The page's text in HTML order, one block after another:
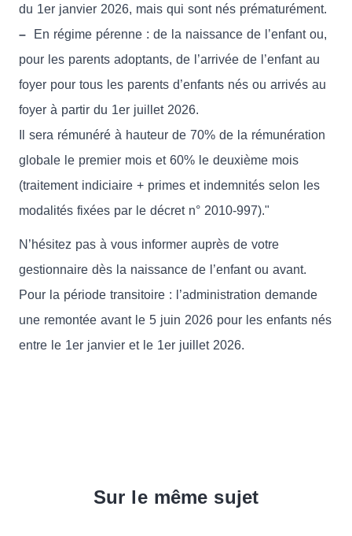
du 1er janvier 2026, mais qui sont nés prématurément.
– En régime pérenne : de la naissance de l’enfant ou,
pour les parents adoptants, de l’arrivée de l’enfant au
foyer pour tous les parents d’enfants nés ou arrivés au
foyer à partir du 1er juillet 2026.
Il sera rémunéré à hauteur de 70% de la rémunération
globale le premier mois et 60% le deuxième mois
(traitement indiciaire + primes et indemnités selon les
modalités fixées par le décret n° 2010-997)."
N’hésitez pas à vous informer auprès de votre
gestionnaire dès la naissance de l’enfant ou avant.
Pour la période transitoire : l’administration demande
une remontée avant le 5 juin 2026 pour les enfants nés
entre le 1er janvier et le 1er juillet 2026.
Sur le même sujet